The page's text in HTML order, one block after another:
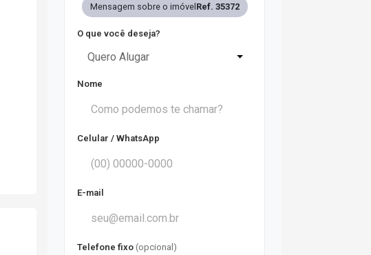
Mensagem sobre o imóvel Ref. 35372
O que você deseja?
Quero Alugar
Nome
Celular / WhatsApp
E-mail
Telefone fixo (opcional)